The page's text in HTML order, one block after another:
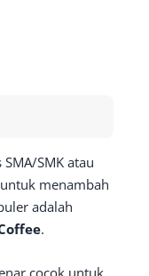
SMK atau
menambah
adalah
.
cocok untuk